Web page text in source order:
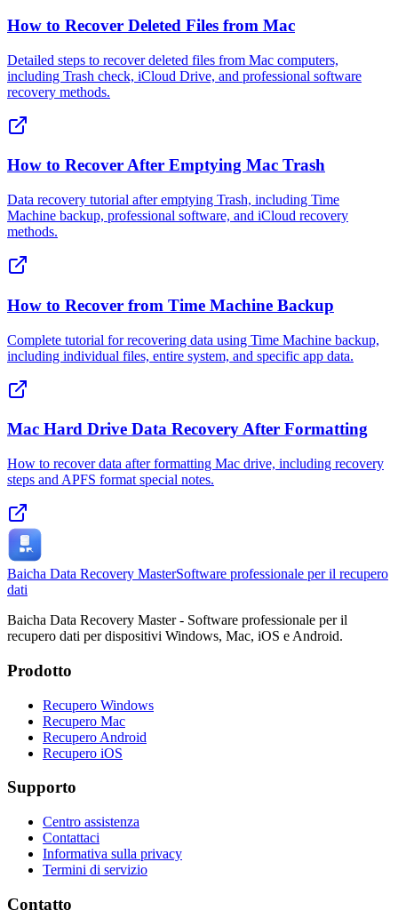
How to Recover Deleted Files from Mac
Detailed steps to recover deleted files from Mac computers,
including Trash check, iCloud Drive, and professional software
recovery methods.
How to Recover After Emptying Mac Trash
Data recovery tutorial after emptying Trash, including Time
Machine backup, professional software, and iCloud recovery
methods.
How to Recover from Time Machine Backup
Complete tutorial for recovering data using Time Machine backup,
including individual files, entire system, and specific app data.
Mac Hard Drive Data Recovery After Formatting
How to recover data after formatting Mac drive, including recovery
steps and APFS format special notes.
Baicha Data Recovery MasterSoftware professionale per il recupero
dati
Baicha Data Recovery Master - Software professionale per il
recupero dati per dispositivi Windows, Mac, iOS e Android.
Prodotto
Recupero Windows
Recupero Mac
Recupero Android
Recupero iOS
Supporto
Centro assistenza
Contattaci
Informativa sulla privacy
Termini di servizio
Contatto